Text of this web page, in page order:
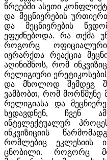
წრეებში ასეთი
და მეცნიერების
და მეცნიერების
ეფუძნებოდა. რა თქმა
როგორც
იერარქთა რეაქცია
აღინიშნოს, რომ
რელიგიური
და მხოლოდ შემდეგ
ვამბობთ, რომ მორწმუნე
რელიგიასა და
ხედავდნენ, ჩვენ
ინტელექტუალურ
ინკვიზიციის
რომლებიც ეკლესიის
ცნობილი. როგორც